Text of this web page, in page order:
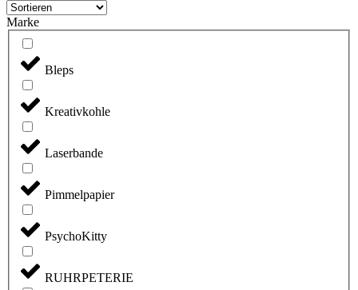
Marke
Bleps
Kreativkohle
Laserbande
Pimmelpapier
PsychoKitty
RUHRPETERIE